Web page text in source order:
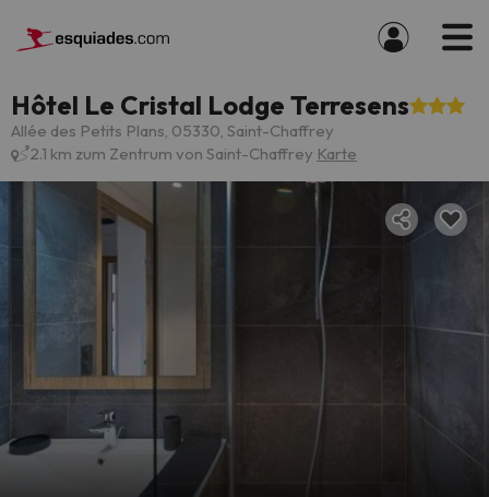
Hôtel Le Cristal Lodge Terresens
Allée des Petits Plans, 05330, Saint-Chaffrey
2.1 km zum Zentrum von Saint-Chaffrey Karte